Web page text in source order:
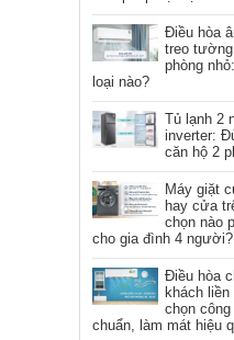
Điều hòa
treo
phòng
loại nào?
Tủ lạnh 2
inverter:
căn hộ 2
Máy giặt
hay cửa
chọn nào
cho gia đình 4 người?
Điều hòa
khách
chọn
chuẩn, làm mát hiệu